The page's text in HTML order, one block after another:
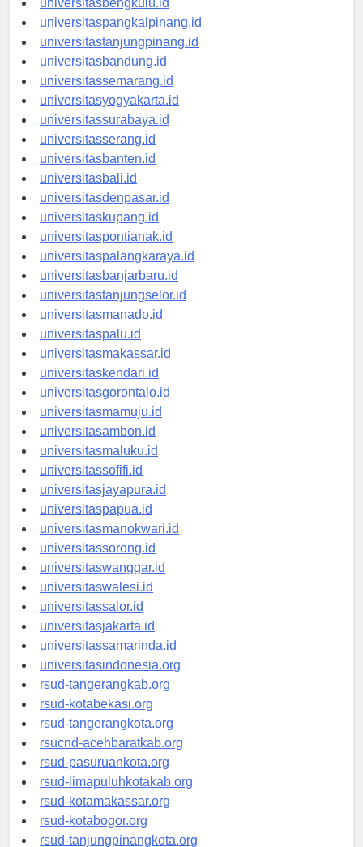
universitasbengkulu.id
universitaspangkalpinang.id
universitastanjungpinang.id
universitasbandung.id
universitassemarang.id
universitasyogyakarta.id
universitassurabaya.id
universitasserang.id
universitasbanten.id
universitasbali.id
universitasdenpasar.id
universitaskupang.id
universitaspontianak.id
universitaspalangkaraya.id
universitasbanjarbaru.id
universitastanjungselor.id
universitasmanado.id
universitaspalu.id
universitasmakassar.id
universitaskendari.id
universitasgorontalo.id
universitasmamuju.id
universitasambon.id
universitasmaluku.id
universitassofifi.id
universitasjayapura.id
universitaspapua.id
universitasmanokwari.id
universitassorong.id
universitaswanggar.id
universitaswalesi.id
universitassalor.id
universitasjakarta.id
universitassamarinda.id
universitasindonesia.org
rsud-tangerangkab.org
rsud-kotabekasi.org
rsud-tangerangkota.org
rsucnd-acehbaratkab.org
rsud-pasuruankota.org
rsud-limapuluhkotakab.org
rsud-kotamakassar.org
rsud-kotabogor.org